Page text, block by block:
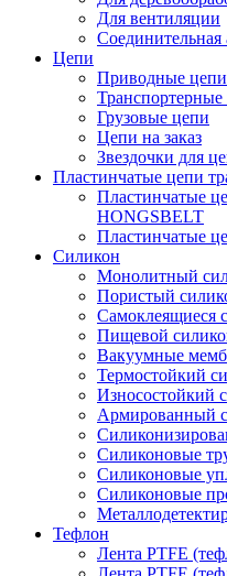
Для вентиляции
Соединительная
Цепи
Приводные цепи
Транспортерные
Грузовые цепи
Цепи на заказ
Звездочки для
Пластинчатые цепи
Пластинчатые
HONGSBELT
Пластинчатые
Силикон
Монолитный
Пористый
Самоклеящиеся
Пищевой
Вакуумные
Термостойкий
Износостойкий
Армированный
Силиконовые
Силиконовые
Силиконовые
Тефлон
Лента PTFE